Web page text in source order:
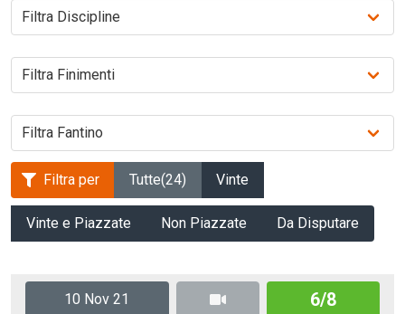
Filtra per Tutte(24) Vinte
Vinte e Piazzate Non Piazzate Da Disputare
10 Nov 21 6/8